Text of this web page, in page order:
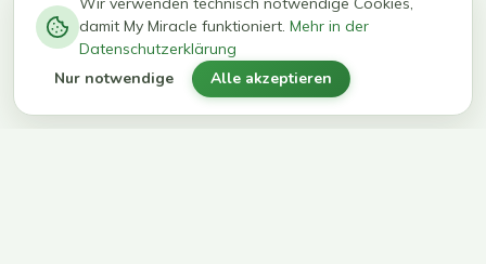
kg in 12
Wochen
erreichen
ihr Ziel
damit My Miracle funktioniert. Mehr in der
Datenschutzerklärung
Nur notwendige Alle akzeptieren